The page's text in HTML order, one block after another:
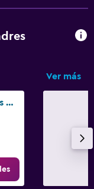
Ver más
Yha London St Pauls Hostel